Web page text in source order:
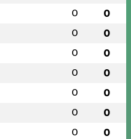
0 0
0 0
0 0
0 0
0 0
0 0
0 0